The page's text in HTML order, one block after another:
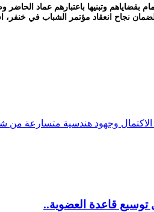
وتبنيها باعتبارهم عماد الحاضر
نجاح انعقاد مؤتمر الشباب في
وجهود هندسية متسارعة من
توسيع قاعدة العضوية..